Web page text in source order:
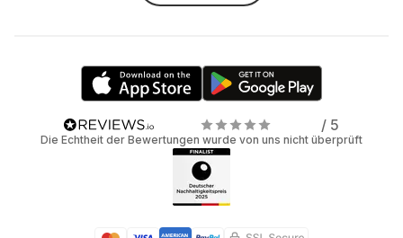
/ 5
Die Echtheit der Bewertungen wurde von uns nicht überprüft